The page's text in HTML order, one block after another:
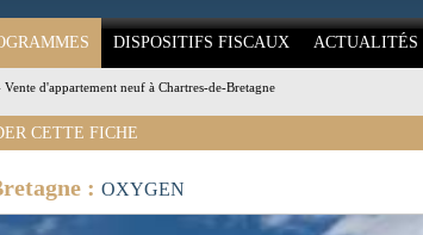
DISPOSITIFS FISCAUX ACTUALITÉS
d'appartement neuf à Chartres-de-Bretagne
CETTE FICHE
: OXYGEN